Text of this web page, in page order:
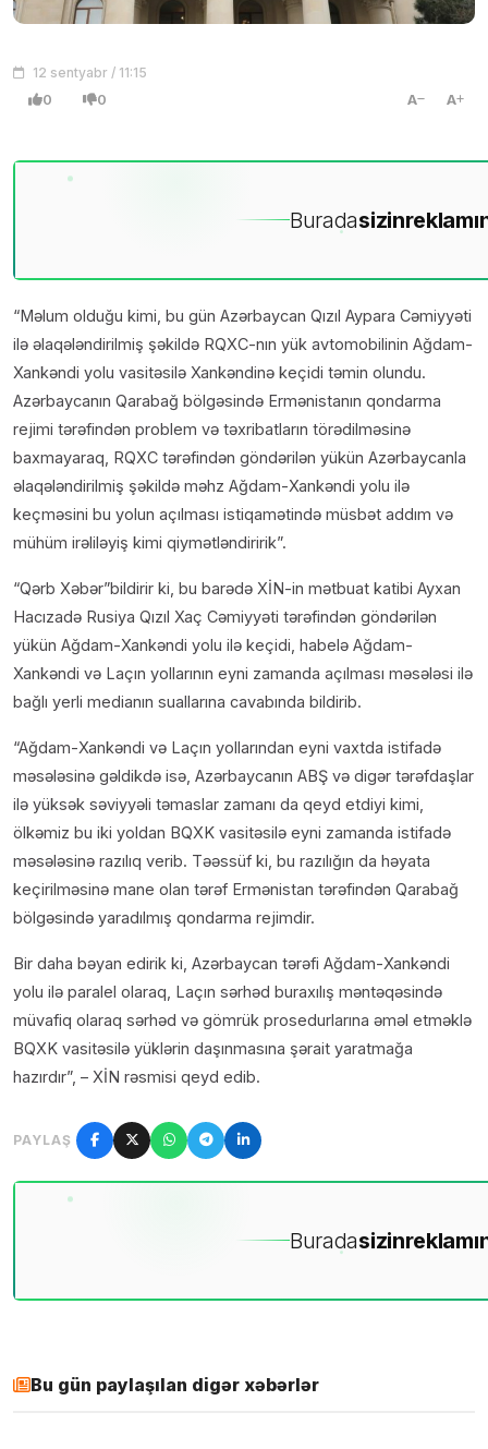
12 sentyabr / 11:15
0 0 A A
Buradasizin
“Məlum olduğu kimi, bu gün Azərbaycan Qızıl Aypara Cəmiyyəti
ilə əlaqələndirilmiş şəkildə RQXC-nın yük avtomobilinin Ağdam-
Xankəndi yolu vasitəsilə Xankəndinə keçidi təmin olundu.
Azərbaycanın Qarabağ bölgəsində Ermənistanın qondarma
rejimi tərəfindən problem və təxribatların törədilməsinə
baxmayaraq, RQXC tərəfindən göndərilən yükün Azərbaycanla
əlaqələndirilmiş şəkildə məhz Ağdam-Xankəndi yolu ilə
keçməsini bu yolun açılması istiqamətində müsbət addım və
mühüm irəliləyiş kimi qiymətləndiririk”.
“Qərb Xəbər”bildirir ki, bu barədə XİN-in mətbuat katibi Ayxan
Hacızadə Rusiya Qızıl Xaç Cəmiyyəti tərəfindən göndərilən
yükün Ağdam-Xankəndi yolu ilə keçidi, habelə Ağdam-
Xankəndi və Laçın yollarının eyni zamanda açılması məsələsi ilə
bağlı yerli medianın suallarına cavabında bildirib.
“Ağdam-Xankəndi və Laçın yollarından eyni vaxtda istifadə
məsələsinə gəldikdə isə, Azərbaycanın ABŞ və digər tərəfdaşlar
ilə yüksək səviyyəli təmaslar zamanı da qeyd etdiyi kimi,
ölkəmiz bu iki yoldan BQXK vasitəsilə eyni zamanda istifadə
məsələsinə razılıq verib. Təəssüf ki, bu razılığın da həyata
keçirilməsinə mane olan tərəf Ermənistan tərəfindən Qarabağ
bölgəsində yaradılmış qondarma rejimdir.
Bir daha bəyan edirik ki, Azərbaycan tərəfi Ağdam-Xankəndi
yolu ilə paralel olaraq, Laçın sərhəd buraxılış məntəqəsində
müvafiq olaraq sərhəd və gömrük prosedurlarına əməl etməklə
BQXK vasitəsilə yüklərin daşınmasına şərait yaratmağa
hazırdır”, – XİN rəsmisi qeyd edib.
PAYLAŞ
Buradasizin
Bu gün paylaşılan digər xəbərlər